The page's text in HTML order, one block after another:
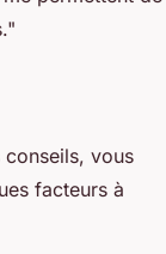
vous
facteurs à